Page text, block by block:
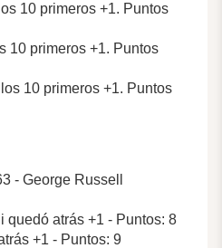
10 primeros +1. Puntos
10 primeros +1. Puntos
10 primeros +1. Puntos
- George Russell
quedó atrás +1 - Puntos: 8
+1 - Puntos: 9